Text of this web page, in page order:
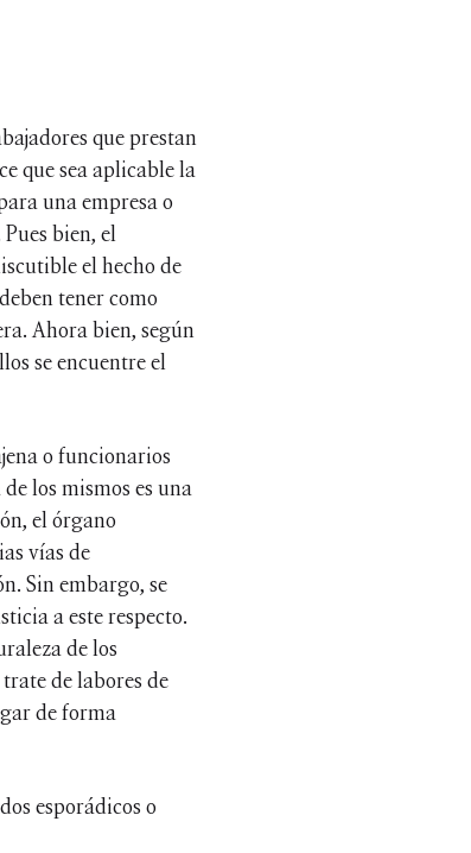
que prestan
que sea aplicable la
una empresa o
bien, el
el hecho de
tener como
Ahora bien, según
se encuentre el
o funcionarios
los mismos es una
el órgano
vías de
Sin embargo, se
a este respecto.
de los
de labores de
de forma
esporádicos o